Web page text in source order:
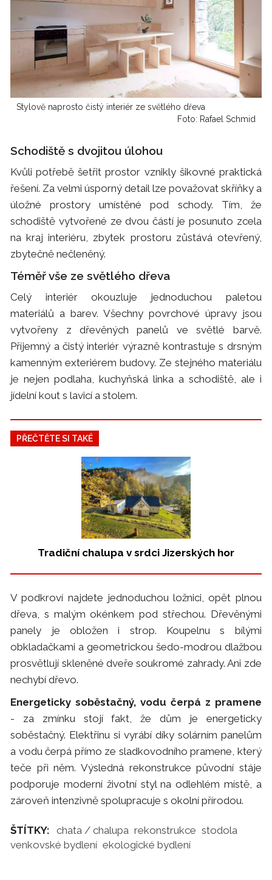
Stylově naprosto čistý interiér ze světlého dřeva
Foto: Rafael Schmid
Schodiště s dvojitou úlohou
Kvůli potřebě šetřit prostor vznikly šikovné praktická
řešení. Za velmi úsporný detail lze považovat skříňky a
úložné prostory umístěné pod schody. Tím, že
schodiště vytvořené ze dvou částí je posunuto zcela
na kraj interiéru, zbytek prostoru zůstává otevřený,
zbytečně nečleněný.
Téměř vše ze světlého dřeva
Celý interiér okouzluje jednoduchou paletou
materiálů a barev. Všechny povrchové úpravy jsou
vytvořeny z dřevěných panelů ve světlé barvě.
Příjemný a čistý interiér výrazně kontrastuje s drsným
kamenným exteriérem budovy. Ze stejného materiálu
je nejen podlaha, kuchyňská linka a schodiště, ale i
jídelní kout s lavicí a stolem.
PŘEČTĚTE SI TAKÉ
Tradiční chalupa v srdci Jizerských hor
V podkroví najdete jednoduchou ložnici, opět plnou
dřeva, s malým okénkem pod střechou. Dřevěnými
panely je obložen i strop. Koupelnu s bílými
obkladačkami a geometrickou šedo-modrou dlažbou
prosvětlují skleněné dveře soukromé zahrady. Ani zde
nechybí dřevo.
Energeticky soběstačný, vodu čerpá z pramene
- za zmínku stojí fakt, že dům je energeticky
soběstačný. Elektřinu si vyrábí díky solárním panelům
a vodu čerpá přímo ze sladkovodního pramene, který
teče při něm. Výsledná rekonstrukce původní stáje
podporuje moderní životní styl na odlehlém místě, a
zároveň intenzivně spolupracuje s okolní přírodou.
ŠTÍTKY: chata / chalupa rekonstrukce stodola
venkovské bydlení ekologické bydlení